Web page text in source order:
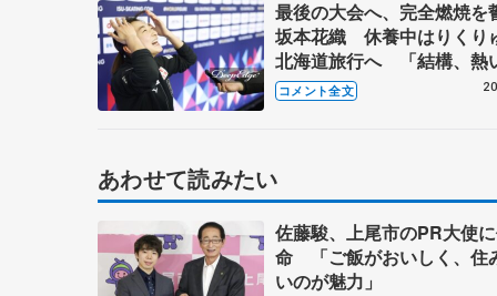
最後の大会へ、完全燃焼を
坂本花織 休養中はりくり
北海道旅行へ 「結構、熱
しました」【世界フィギュ
練習】
コメント全文
あわせて読みたい
佐藤駿、上尾市のPR大使
命 「ご飯がおいしく、住
いのが魅力」